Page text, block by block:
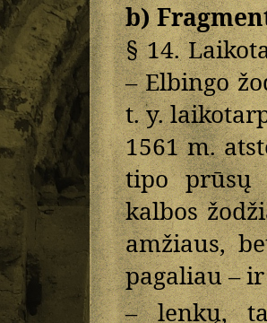
b)
§ 14.
– Elbingo
t. y.
1561 m.
tipo prūsų
kalbos
amžiaus,
pagaliau –
– lenkų,